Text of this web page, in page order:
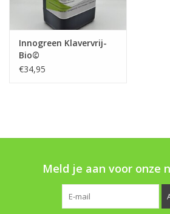
Innogreen Klavervrij-
Bio©
€34,95
Meld je aan voor onze